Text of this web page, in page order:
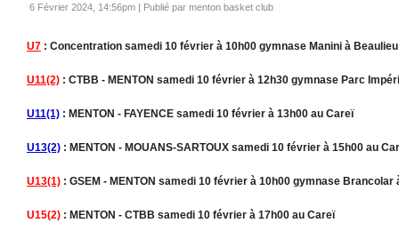
6 Février 2024, 14:56pm | Publié par menton basket club
U7 : Concentration samedi 10 février à 10h00 gymnase Manini à Beaulieu
U11(2) : CTBB - MENTON samedi 10 février à 12h30 gymnase Parc
U11(1) : MENTON - FAYENCE samedi 10 février à 13h00 au Careï
U13(2) : MENTON - MOUANS-SARTOUX samedi 10 février à 15h00 au
U13(1) : GSEM - MENTON samedi 10 février à 10h00 gymnase Brancolar
U15(2) : MENTON - CTBB samedi 10 février à 17h00 au Careï